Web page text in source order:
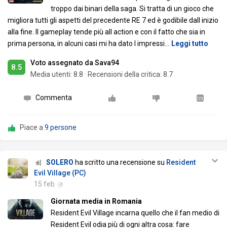
troppo dai binari della saga. Si tratta di un gioco che
migliora tutti gli aspetti del precedente RE 7 ed è godibile dall inizio
alla fine. Il gameplay tende più all action e con il fatto che sia in
prima persona, in alcuni casi mi ha dato l impressi… Leggi tutto
8.5
Voto assegnato da Sava94
Media utenti: 8.8 · Recensioni della critica: 8.7
Commenta
Piace a9 persone
SOLERO ha scritto una recensione su Resident
Evil Village (PC)
15 feb
Giornata media in Romania
Resident Evil Village incarna quello che il fan medio di
Resident Evil odia più di ogni altra cosa: fare